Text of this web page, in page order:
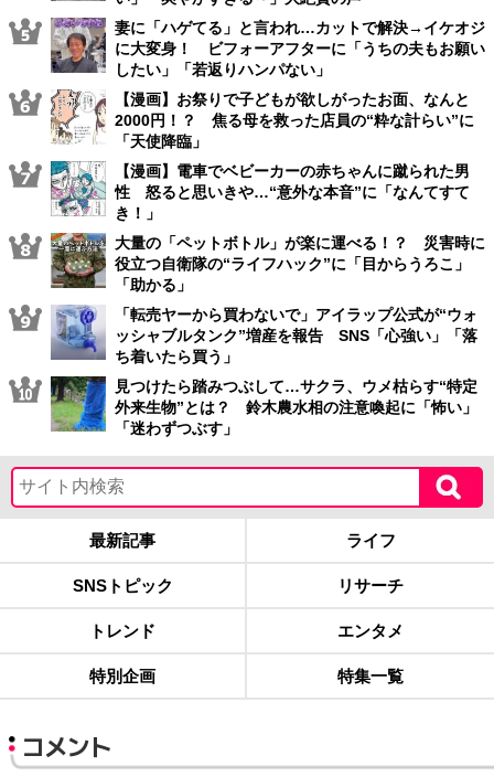
妻に「ハゲてる」と言われ…カットで解決→イケオジ
に大変身！ ビフォーアフターに「うちの夫もお願い
したい」「若返りハンパない」
【漫画】お祭りで子どもが欲しがったお面、なんと
2000円！？ 焦る母を救った店員の“粋な計らい”に
「天使降臨」
【漫画】電車でベビーカーの赤ちゃんに蹴られた男
性 怒ると思いきや…“意外な本音”に「なんてすて
き！」
大量の「ペットボトル」が楽に運べる！？ 災害時に
役立つ自衛隊の“ライフハック”に「目からうろこ」
「助かる」
「転売ヤーから買わないで」アイラップ公式が“ウォ
ッシャブルタンク”増産を報告 SNS「心強い」「落
ち着いたら買う」
見つけたら踏みつぶして…サクラ、ウメ枯らす“特定
外来生物”とは？ 鈴木農水相の注意喚起に「怖い」
「迷わずつぶす」
最新記事 ライフ
SNSトピック リサーチ
トレンド エンタメ
特別企画 特集一覧
コメント